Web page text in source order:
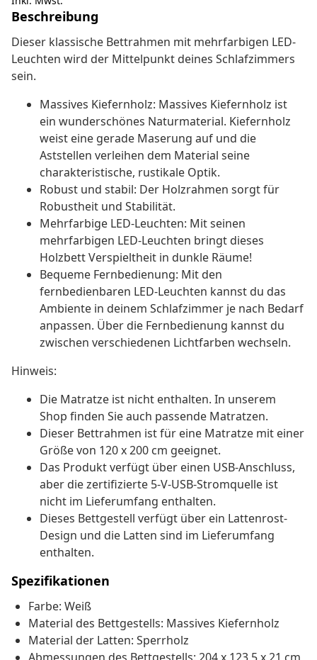
Beschreibung
Dieser klassische Bettrahmen mit mehrfarbigen LED-
Leuchten wird der Mittelpunkt deines Schlafzimmers
sein.
Massives Kiefernholz: Massives Kiefernholz ist
ein wunderschönes Naturmaterial. Kiefernholz
weist eine gerade Maserung auf und die
Aststellen verleihen dem Material seine
charakteristische, rustikale Optik.
Robust und stabil: Der Holzrahmen sorgt für
Robustheit und Stabilität.
Mehrfarbige LED-Leuchten: Mit seinen
mehrfarbigen LED-Leuchten bringt dieses
Holzbett Verspieltheit in dunkle Räume!
Bequeme Fernbedienung: Mit den
fernbedienbaren LED-Leuchten kannst du das
Ambiente in deinem Schlafzimmer je nach Bedarf
anpassen. Über die Fernbedienung kannst du
zwischen verschiedenen Lichtfarben wechseln.
Hinweis:
Die Matratze ist nicht enthalten. In unserem
Shop finden Sie auch passende Matratzen.
Dieser Bettrahmen ist für eine Matratze mit einer
Größe von 120 x 200 cm geeignet.
Das Produkt verfügt über einen USB-Anschluss,
aber die zertifizierte 5-V-USB-Stromquelle ist
nicht im Lieferumfang enthalten.
Dieses Bettgestell verfügt über ein Lattenrost-
Design und die Latten sind im Lieferumfang
enthalten.
Spezifikationen
Farbe: Weiß
Material des Bettgestells: Massives Kiefernholz
Material der Latten: Sperrholz